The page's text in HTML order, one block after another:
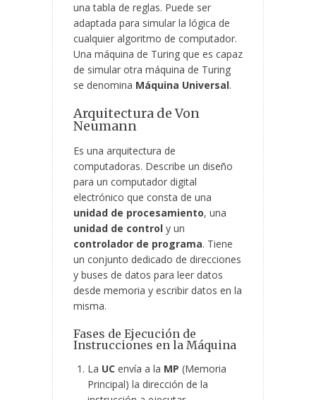
una tabla de reglas. Puede ser
adaptada para simular la lógica de
cualquier algoritmo de computador.
Una máquina de Turing que es capaz
de simular otra máquina de Turing
se denomina Máquina Universal.
Arquitectura de Von
Neumann
Es una arquitectura de
computadoras. Describe un diseño
para un computador digital
electrónico que consta de una
unidad de procesamiento, una
unidad de control y un
controlador de programa. Tiene
un conjunto dedicado de direcciones
y buses de datos para leer datos
desde memoria y escribir datos en la
misma.
Fases de Ejecución de
Instrucciones en la Máquina
La UC envía a la MP (Memoria
Principal) la dirección de la